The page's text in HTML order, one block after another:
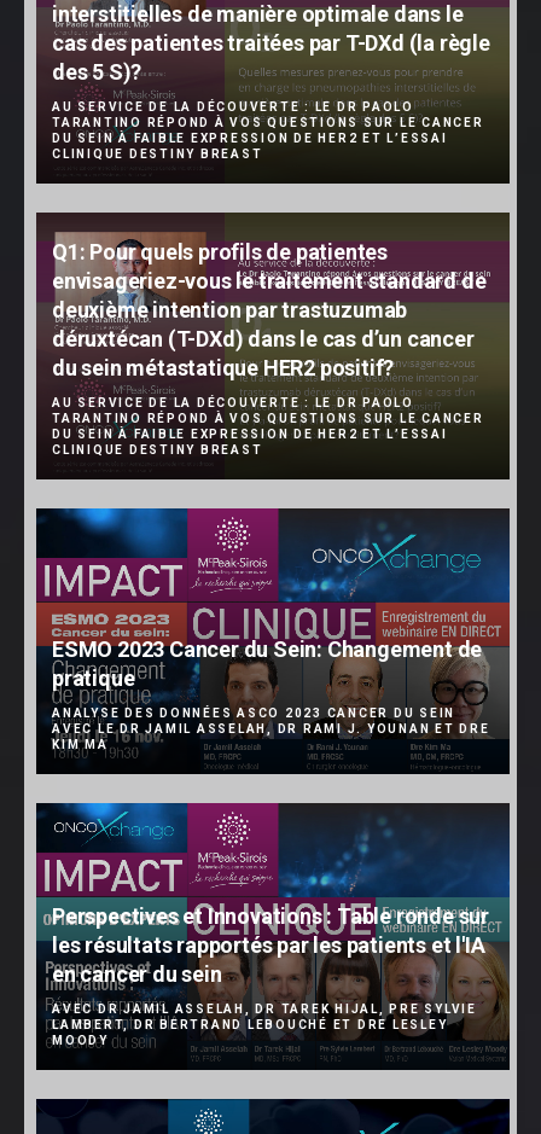
interstitielles de manière optimale dans le
cas des patientes traitées par T-DXd (la règle
des 5 S)?
AU SERVICE DE LA DÉCOUVERTE : LE DR PAOLO
TARANTINO RÉPOND À VOS QUESTIONS SUR LE CANCER
DU SEIN À FAIBLE EXPRESSION DE HER2 ET L’ESSAI
CLINIQUE DESTINY BREAST
Q1: Pour quels profils de patientes
envisageriez-vous le traitement standard de
deuxième intention par trastuzumab
déruxtécan (T-DXd) dans le cas d’un cancer
du sein métastatique HER2 positif?
AU SERVICE DE LA DÉCOUVERTE : LE DR PAOLO
TARANTINO RÉPOND À VOS QUESTIONS SUR LE CANCER
DU SEIN À FAIBLE EXPRESSION DE HER2 ET L’ESSAI
CLINIQUE DESTINY BREAST
ESMO 2023 Cancer du Sein: Changement de
pratique
ANALYSE DES DONNÉES ASCO 2023 CANCER DU SEIN
AVEC LE DR JAMIL ASSELAH, DR RAMI J. YOUNAN ET DRE
KIM MA
Perspectives et Innovations : Table ronde sur
les résultats rapportés par les patients et l'IA
en cancer du sein
AVEC DR JAMIL ASSELAH, DR TAREK HIJAL, PRE SYLVIE
LAMBERT, DR BERTRAND LEBOUCHÉ ET DRE LESLEY
MOODY